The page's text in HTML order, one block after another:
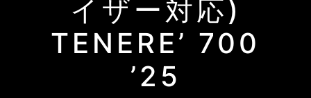
イザー対応)
TENERE’ 700
’25